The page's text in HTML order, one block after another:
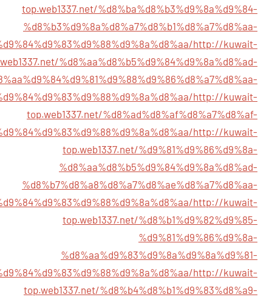
top.web1337.net/%d8%ba%d8%b3%d9%8a%d9%84-
%d8%b3%d9%8a%d8%a7%d8%b1%d8%a7%d8%aa-
http://kuwait-
%d8%aa%d8%b5%d9%84%d9%8a%d8%ad-
http://kuwait-
top.web1337.net/%d8%ad%d8%af%d8%a7%d8%af-
http://kuwait-
top.web1337.net/%d9%81%d9%86%d9%8a-
%d8%aa%d8%b5%d9%84%d9%8a%d8%ad-
%d8%b7%d8%a8%d8%a7%d8%ae%d8%a7%d8%aa-
http://kuwait-
top.web1337.net/%d8%b1%d9%82%d9%85-
%d9%81%d9%86%d9%8a-
%d8%aa%d9%83%d9%8a%d9%8a%d9%81-
http://kuwait-
top.web1337.net/%d8%b4%d8%b1%d9%83%d8%a9-